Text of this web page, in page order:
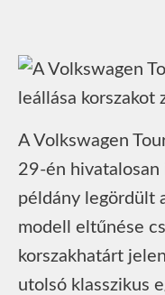
A Volkswagen
29-én hivatalosan
példány legördült
modell eltűnése
korszakhatárt
utolsó klasszikus